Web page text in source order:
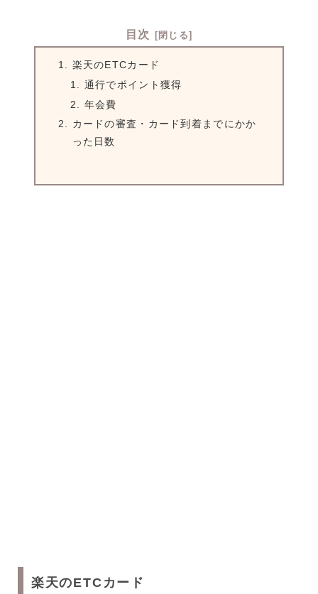
目次
楽天のETCカード
通行でポイント獲得
年会費
カードの審査・カード到着までにかか
った日数
楽天のETCカード